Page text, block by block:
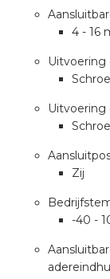
4 - 16
Uitvoering
Uitvoering
Zij
-40 -
stekerbare
GST®
RST®